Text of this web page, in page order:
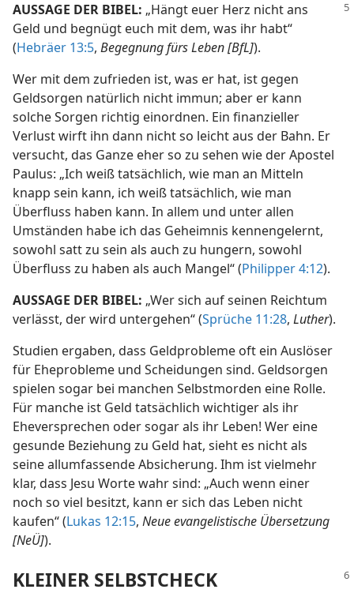
AUSSAGE DER BIBEL: „Hängt euer Herz nicht ans
Geld und begnügt euch mit dem, was ihr habt“
(Hebräer 13:5, Begegnung fürs Leben [BfL]).
Wer mit dem zufrieden ist, was er hat, ist gegen
Geldsorgen natürlich nicht immun; aber er kann
solche Sorgen richtig einordnen. Ein finanzieller
Verlust wirft ihn dann nicht so leicht aus der Bahn. Er
versucht, das Ganze eher so zu sehen wie der Apostel
Paulus: „Ich weiß tatsächlich, wie man an Mitteln
knapp sein kann, ich weiß tatsächlich, wie man
Überfluss haben kann. In allem und unter allen
Umständen habe ich das Geheimnis kennengelernt,
sowohl satt zu sein als auch zu hungern, sowohl
Überfluss zu haben als auch Mangel“ (Philipper 4:12).
AUSSAGE DER BIBEL: „Wer sich auf seinen Reichtum
verlässt, der wird untergehen“ (Sprüche 11:28, Luther).
Studien ergaben, dass Geldprobleme oft ein Auslöser
für Eheprobleme und Scheidungen sind. Geldsorgen
spielen sogar bei manchen Selbstmorden eine Rolle.
Für manche ist Geld tatsächlich wichtiger als ihr
Eheversprechen oder sogar als ihr Leben! Wer eine
gesunde Beziehung zu Geld hat, sieht es nicht als
seine allumfassende Absicherung. Ihm ist vielmehr
klar, dass Jesu Worte wahr sind: „Auch wenn einer
noch so viel besitzt, kann er sich das Leben nicht
kaufen“ (Lukas 12:15, Neue evangelistische Übersetzung
[NeÜ]).
KLEINER SELBSTCHECK